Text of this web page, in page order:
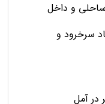
و داخل
سرخرود و
در آمل